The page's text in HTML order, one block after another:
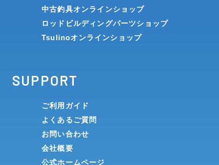
中古釣具オンラインショップ
ロッドビルディングパーツショップ
Tsulinoオンラインショップ
SUPPORT
ご利用ガイド
よくあるご質問
お問い合わせ
会社概要
公式ホームページ